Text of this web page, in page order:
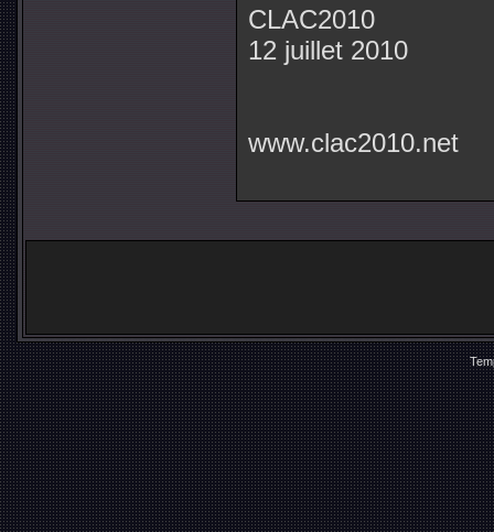
CLAC2010
12 juillet 2010
www.clac2010.net